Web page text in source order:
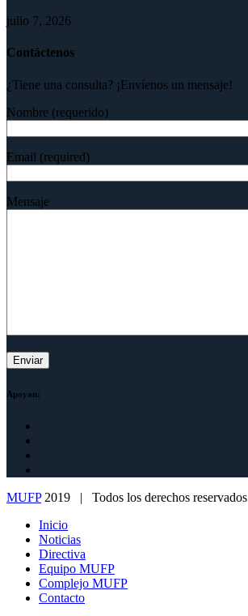
julio 7, 2026
Contáctenos
¿Tiene una consulta? ¡Envíenos un mensaje!
Nombre (requerido)
Email (required)
Mensaje
Apoyan:
MUFP2019 | Todos los derechos reservados
Inicio
Noticias
Directiva
Equipo MUFP
Complejo MUFP
Contacto